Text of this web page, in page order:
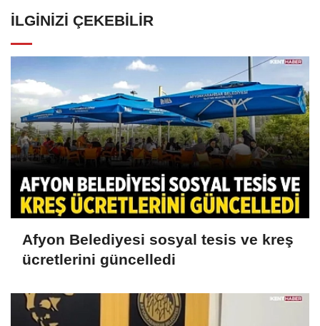
İLGINIZI ÇEKEBILIR
Afyon Belediyesi sosyal tesis ve kreş
ücretlerini güncelledi